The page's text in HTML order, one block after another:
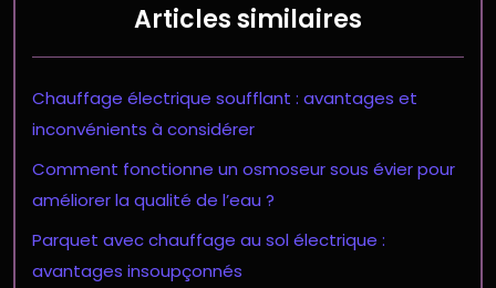
Articles similaires
Chauffage électrique soufflant : avantages et
inconvénients à considérer
Comment fonctionne un osmoseur sous évier pour
améliorer la qualité de l’eau ?
Parquet avec chauffage au sol électrique :
avantages insoupçonnés